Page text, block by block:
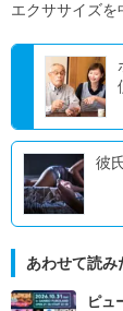
エクササイズ
彼
あわせて読み
ピュ